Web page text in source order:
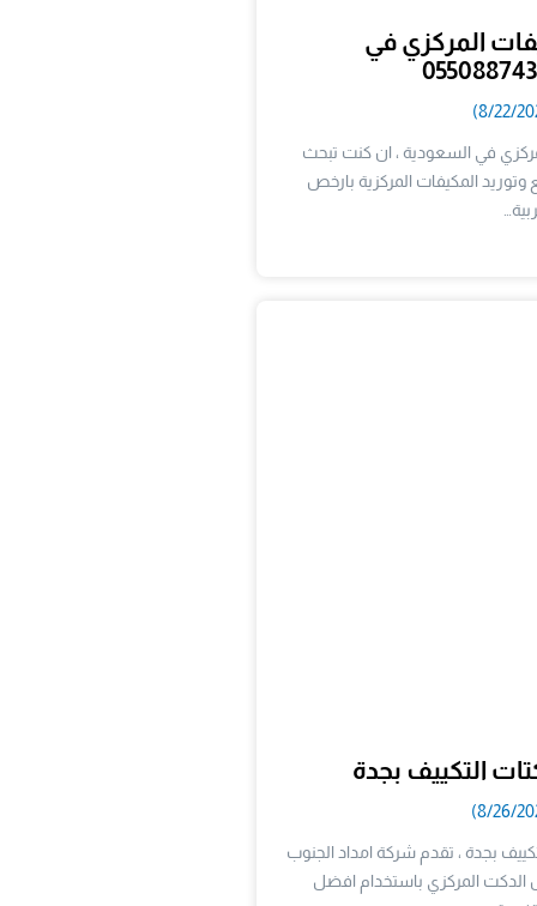
المركزي في
في السعودية ، ان كنت تبحث
المكيفات المركزية بارخص
التكييف بجدة
بجدة ، تقدم شركة امداد الجنوب
المركزي باستخدام افضل